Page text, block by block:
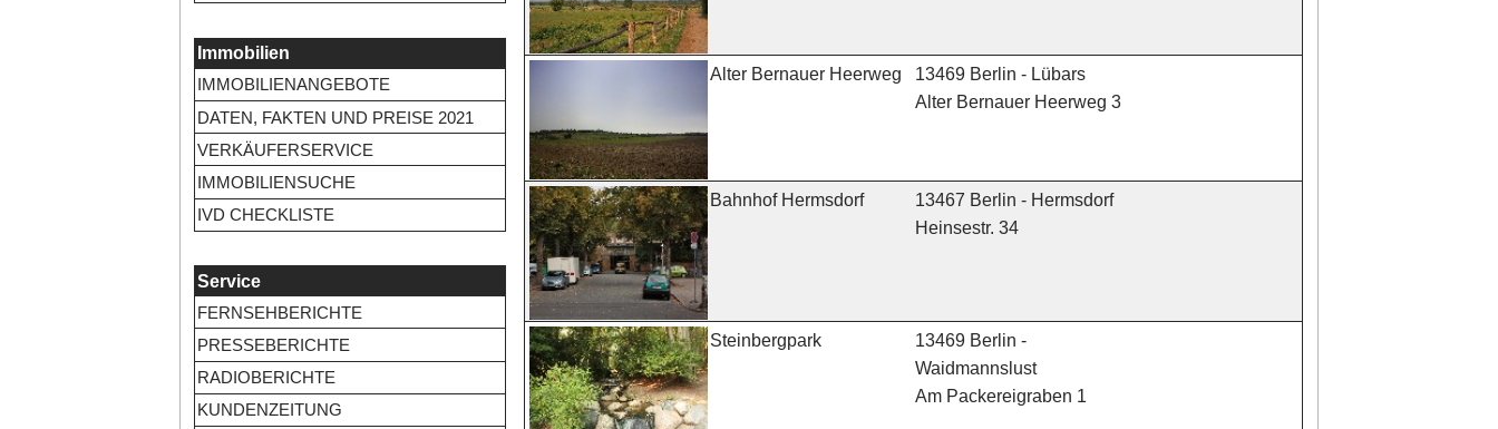
Immobilien
IMMOBILIENANGEBOTE
DATEN, FAKTEN UND PREISE 2021
VERKÄUFERSERVICE
IMMOBILIENSUCHE
IVD CHECKLISTE
Service
FERNSEHBERICHTE
PRESSEBERICHTE
RADIOBERICHTE
KUNDENZEITUNG
Alter Bernauer Heerweg
13469 Berlin - Lübars
Alter Bernauer Heerweg 3
Bahnhof Hermsdorf
13467 Berlin - Hermsdorf
Heinsestr. 34
Steinbergpark
13469 Berlin -
Waidmannslust
Am Packereigraben 1